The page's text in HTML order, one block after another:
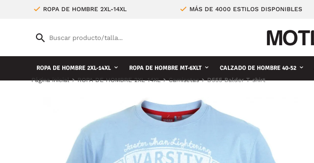
ROPA DE HOMBRE 2XL-14XL MÁS DE 4000 ESTILOS DISPONIBLES
ROPA DE HOMBRE 2XL-14XL ROPA DE HOMBRE MT-6XLT CALZADO DE HOMBRE 40-52
Página inicial ROPA DE HOMBRE 2XL-14XL Camisetas D555 Balder T-shirt